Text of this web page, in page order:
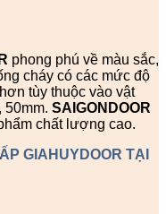
phong phú về màu sắc,
cháy có các mức độ
tùy thuộc vào vật
50mm. SAIGONDOOR
chất lượng cao.
GIAHUYDOOR TẠI